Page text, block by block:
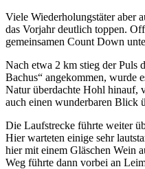
Viele Wiederholungstäter aber
das Vorjahr deutlich toppen.
gemeinsamen Count Down
Nach etwa 2 km stieg der Puls
Bachus“ angekommen, wurde
Natur überdachte Hohl hinauf,
auch einen wunderbaren Blick
Die Laufstrecke führte weiter
Hier warteten einige sehr
hier mit einem Gläschen Wein
Weg führte dann vorbei an